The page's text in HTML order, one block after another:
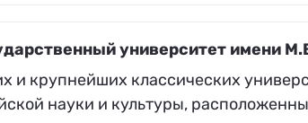
университет имени
и крупнейших классических
науки и культуры,